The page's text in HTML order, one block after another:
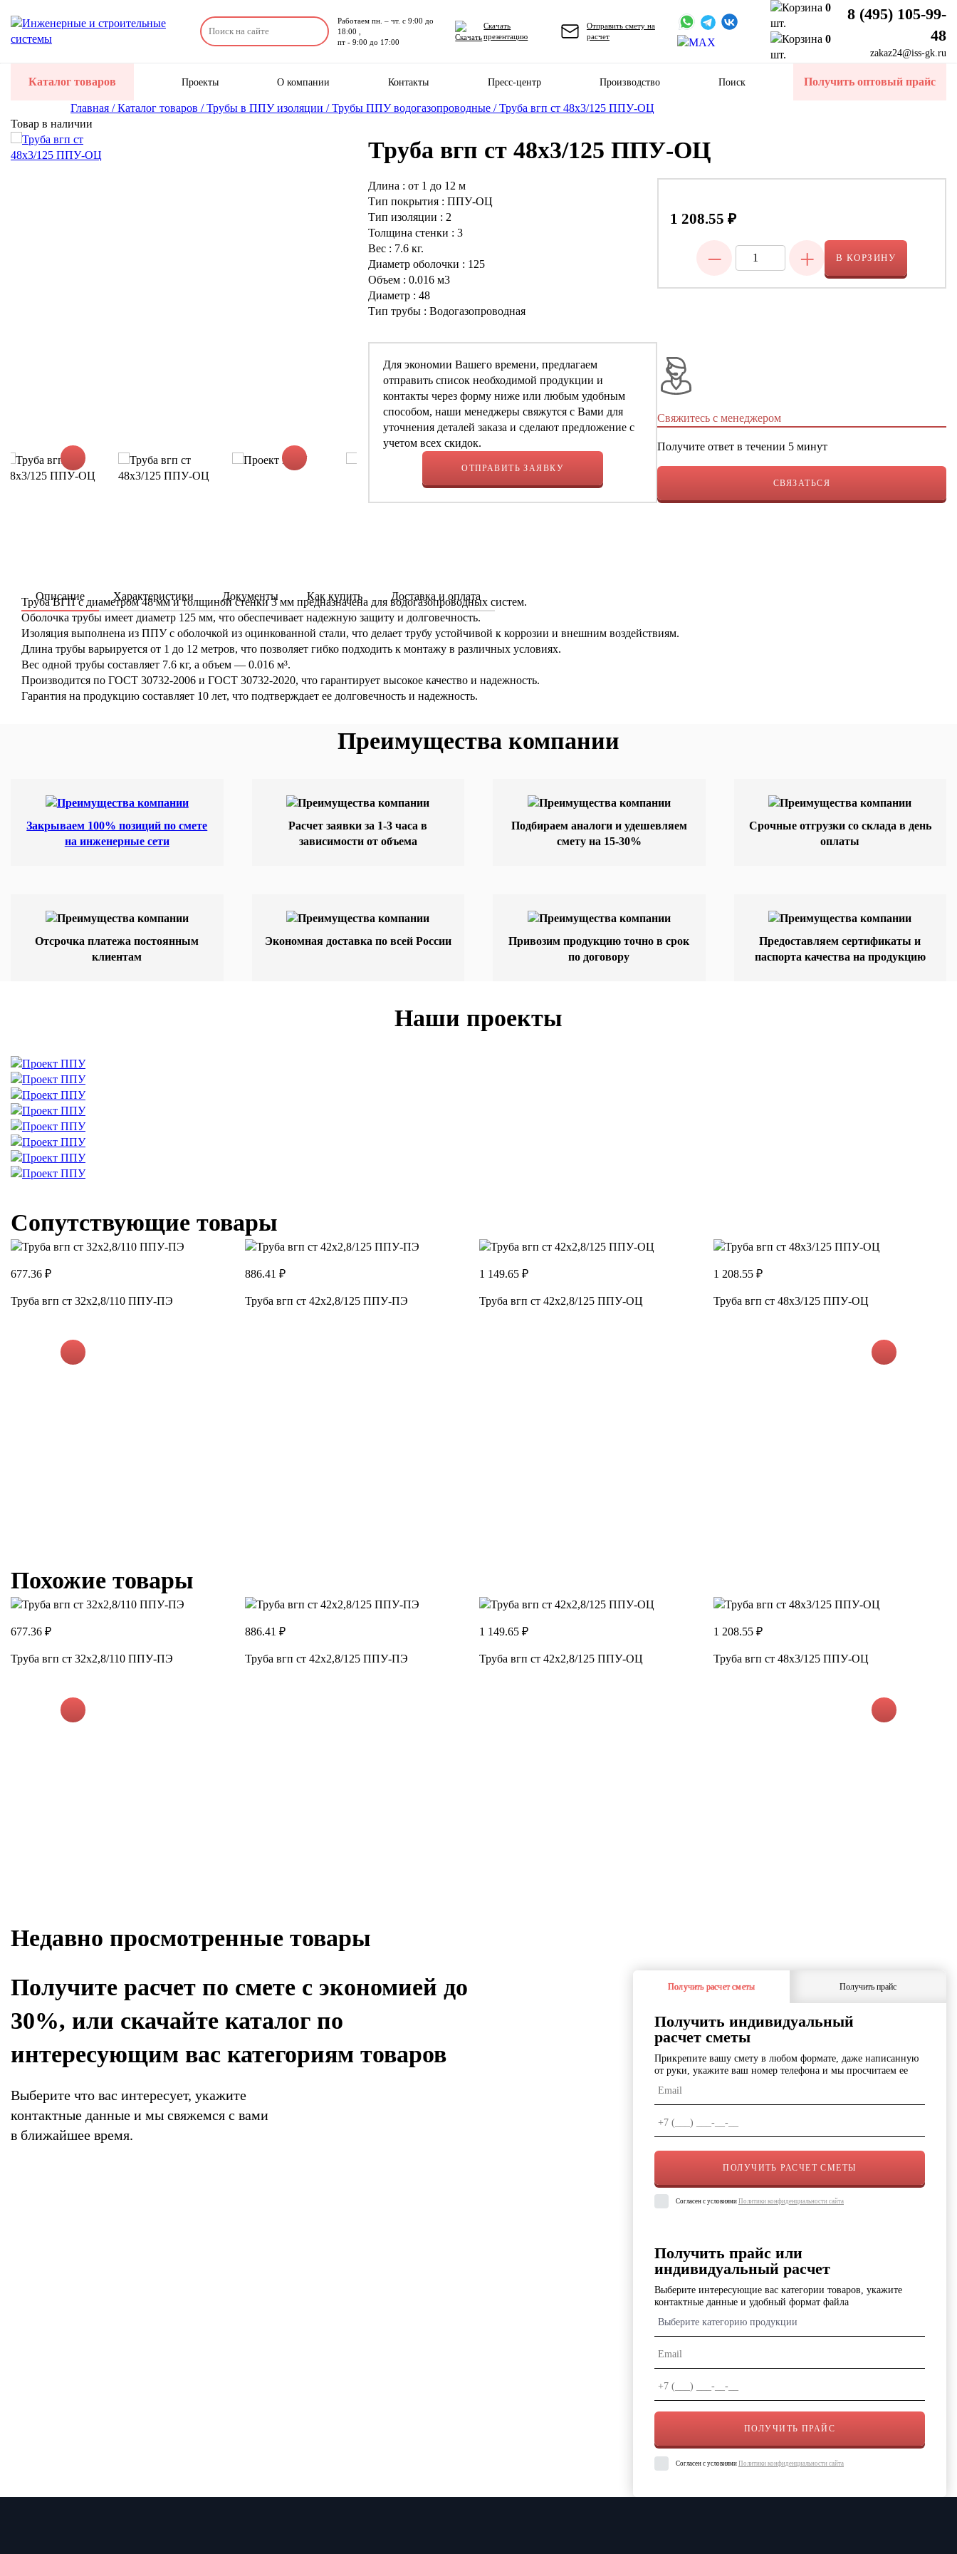
Работаем пн. – чт. с 9:00 до
18:00 ,
пт - 9:00 до 17:00
Скачать
презентацию
Отправить смету на
расчет
0
шт.
0
шт.
8 (495) 105-99-
48
zakaz24@iss-gk.ru
Каталог товаров Проекты О компании Контакты Пресс-центр Производство Поиск Получить оптовый прайс
Главная /Каталог товаров /Трубы в ППУ изоляции /Трубы ППУ водогазопроводные /Труба вгп ст 48х3/125 ППУ-ОЦ
Товар в наличии
Труба вгп ст 48х3/125 ППУ-ОЦ
Длина : от 1 до 12 м
Тип покрытия : ППУ-ОЦ
Тип изоляции : 2
Толщина стенки : 3
Вес : 7.6 кг.
Диаметр оболочки : 125
Объем : 0.016 м3
Диаметр : 48
Тип трубы : Водогазопроводная
Для экономии Вашего времени, предлагаем
отправить список необходимой продукции и
контакты через форму ниже или любым удобным
способом, наши менеджеры свяжутся с Вами для
уточнения деталей заказа и сделают предложение с
учетом всех скидок.
ОТПРАВИТЬ ЗАЯВКУ
1 208.55₽
− + В КОРЗИНУ
Свяжитесь с менеджером
Получите ответ в течении 5 минут
СВЯЗАТЬСЯ
Описание Характеристики Документы Как купить Доставка и оплата
Труба ВГП с диаметром 48 мм и толщиной стенки 3 мм предназначена для водогазопроводных систем.
Оболочка трубы имеет диаметр 125 мм, что обеспечивает надежную защиту и долговечность.
Изоляция выполнена из ППУ с оболочкой из оцинкованной стали, что делает трубу устойчивой к коррозии и внешним воздействиям.
Длина трубы варьируется от 1 до 12 метров, что позволяет гибко подходить к монтажу в различных условиях.
Вес одной трубы составляет 7.6 кг, а объем — 0.016 м³.
Производится по ГОСТ 30732-2006 и ГОСТ 30732-2020, что гарантирует высокое качество и надежность.
Гарантия на продукцию составляет 10 лет, что подтверждает ее долговечность и надежность.
Преимущества компании
Закрываем 100% позиций по смете
на инженерные сети
Расчет заявки за 1-3 часа в
зависимости от объема
Подбираем аналоги и удешевляем
смету на 15-30%
Срочные отгрузки со склада в день
оплаты
Отсрочка платежа постоянным
клиентам
Экономная доставка по всей России
Привозим продукцию точно в срок
по договору
Предоставляем сертификаты и
паспорта качества на продукцию
Наши проекты
Сопутствующие товары
677.36 ₽
Труба вгп ст 32х2,8/110 ППУ-ПЭ
886.41 ₽
Труба вгп ст 42х2,8/125 ППУ-ПЭ
1 149.65 ₽
Труба вгп ст 42х2,8/125 ППУ-ОЦ
1 208.55 ₽
Труба вгп ст 48х3/125 ППУ-ОЦ
Похожие товары
677.36 ₽
Труба вгп ст 32х2,8/110 ППУ-ПЭ
886.41 ₽
Труба вгп ст 42х2,8/125 ППУ-ПЭ
1 149.65 ₽
Труба вгп ст 42х2,8/125 ППУ-ОЦ
1 208.55 ₽
Труба вгп ст 48х3/125 ППУ-ОЦ
Недавно просмотренные товары
Получите расчет по смете с экономией до
30%, или скачайте каталог по
интересующим вас категориям товаров
Выберите что вас интересует, укажите
контактные данные и мы свяжемся с вами
в ближайшее время.
Получить расчет сметы Получить прайс
Получить индивидуальный
расчет сметы
Прикрепите вашу смету в любом формате, даже написанную
от руки, укажите ваш номер телефона и мы просчитаем ее
Согласен с условиями Политики конфиденциальности сайта
Получить прайс или
индивидуальный расчет
Выберите интересующие вас категории товаров, укажите
контактные данные и удобный формат файла
Выберите категорию продукции
Согласен с условиями Политики конфиденциальности сайта